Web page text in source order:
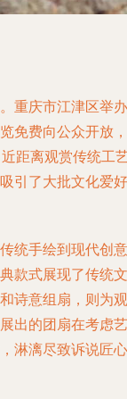
重庆市江津区举办
免费向公众开放，
距离观赏传统工
引了大批文化爱好
统手绘到现代创意
款式展现了传统文
诗意组扇，则为观
出的团扇在考虑艺
淋漓尽致诉说匠心